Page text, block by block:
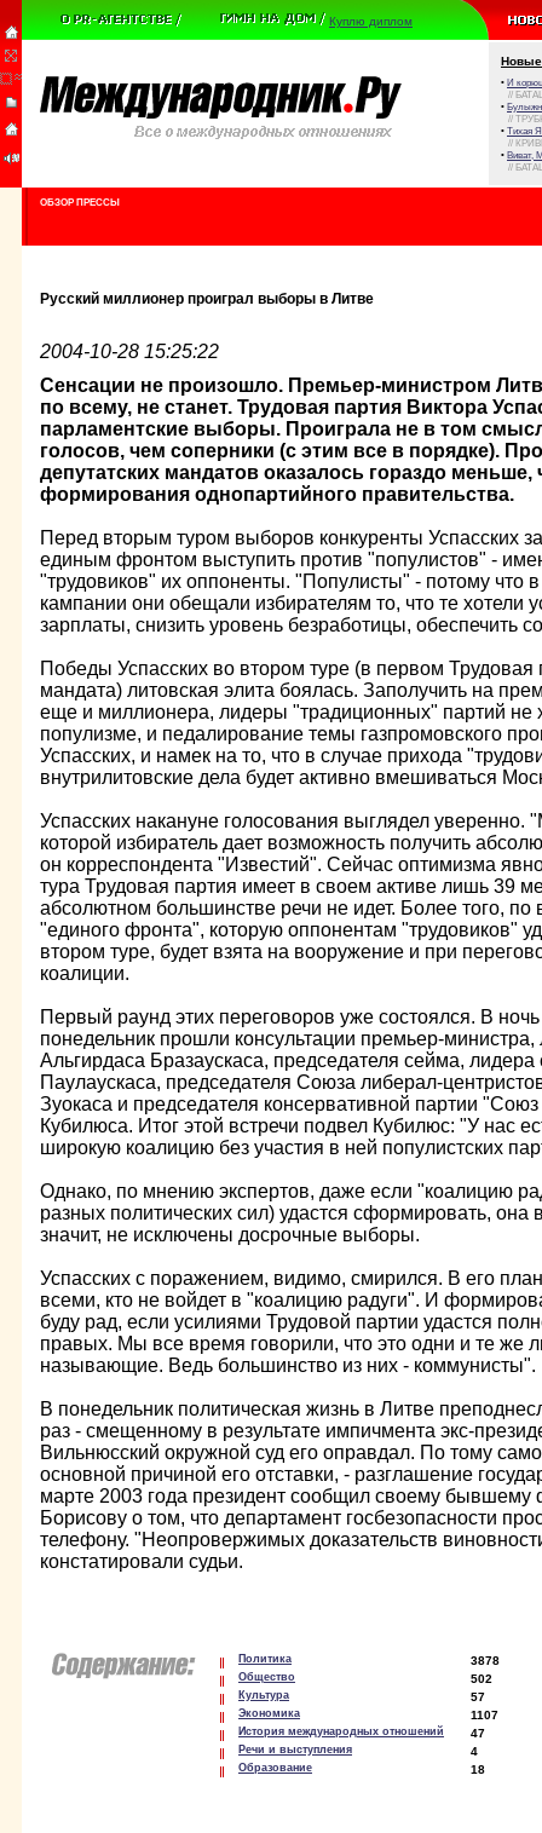
Куплю диплом
Новые
• И
//
•
//
• Тихая
//
• Виват,
//
ОБЗОР ПРЕССЫ
Русский миллионер проиграл выборы в Литве
2004-10-28 15:25:22
Сенсации не произошло. Премьер-министром
по всему, не станет. Трудовая партия Виктора
парламентские выборы. Проиграла не в том
голосов, чем соперники (с этим все в порядке).
депутатских мандатов оказалось гораздо
формирования однопартийного правительства.
Перед вторым туром выборов конкуренты Успасских
единым фронтом выступить против "популистов" -
"трудовиков" их оппоненты. "Популисты" - потому что
кампании они обещали избирателям то, что те хотели
зарплаты, снизить уровень безработицы, обеспечить
Победы Успасских во втором туре (в первом Трудовая
мандата) литовская элита боялась. Заполучить на
еще и миллионера, лидеры "традиционных" партий не
популизме, и педалирование темы газпромовского
Успасских, и намек на то, что в случае прихода
внутрилитовские дела будет активно вмешиваться
Успасских накануне голосования выглядел уверенно.
которой избиратель дает возможность получить
он корреспондента "Известий". Сейчас оптимизма
тура Трудовая партия имеет в своем активе лишь 39
абсолютном большинстве речи не идет. Более того, по
"единого фронта", которую оппонентам "трудовиков"
втором туре, будет взята на вооружение и при
коалиции.
Первый раунд этих переговоров уже состоялся. В
понедельник прошли консультации премьер-
Альгирдаса Бразаускаса, председателя сейма,
Паулаускаса, председателя Союза либерал-
Зуокаса и председателя консервативной партии
Кубилюса. Итог этой встречи подвел Кубилюс: "У нас
широкую коалицию без участия в ней популистских
Однако, по мнению экспертов, даже если "коалицию
разных политических сил) удастся сформировать, она
значит, не исключены досрочные выборы.
Успасских с поражением, видимо, смирился. В его
всеми, кто не войдет в "коалицию радуги". И
буду рад, если усилиями Трудовой партии удастся
правых. Мы все время говорили, что это одни и те же
называющие. Ведь большинство из них - коммунисты".
В понедельник политическая жизнь в Литве
раз - смещенному в результате импичмента экс-
Вильнюсский окружной суд его оправдал. По тому
основной причиной его отставки, - разглашение
марте 2003 года президент сообщил своему
Борисову о том, что департамент госбезопасности
телефону. "Неопровержимых доказательств
констатировали судьи.
Политика 3878
Общество 502
Культура 57
Экономика 1107
История международных отношений 47
Речи и выступления 4
Образование 18